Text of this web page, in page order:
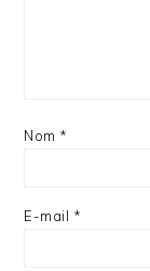
Nom *
E-mail *